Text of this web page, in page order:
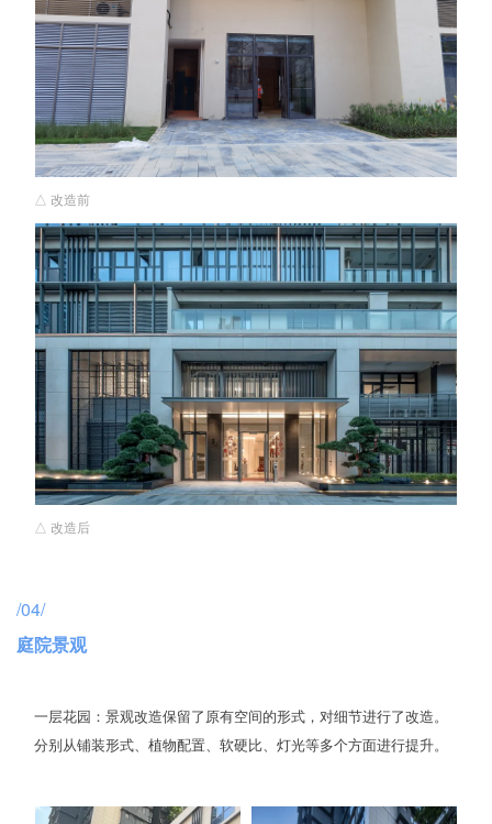
△ 改造前
△ 改造后
/04/
庭院景观
一层花园：景观改造保留了原有空间的形式，对细节进行了改造。
分别从铺装形式、植物配置、软硬比、灯光等多个方面进行提升。